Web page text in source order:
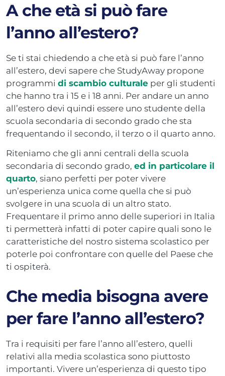
A che età si può fare
l’anno all’estero?
Se ti stai chiedendo a che età si può fare l’anno
all’estero, devi sapere che StudyAway propone
programmi di scambio culturale per gli studenti
che hanno tra i 15 e i 18 anni. Per andare un anno
all’estero devi quindi essere uno studente della
scuola secondaria di secondo grado che sta
frequentando il secondo, il terzo o il quarto anno.
Riteniamo che gli anni centrali della scuola
secondaria di secondo grado, ed in particolare il
quarto, siano perfetti per poter vivere
un’esperienza unica come quella che si può
svolgere in una scuola di un altro stato.
Frequentare il primo anno delle superiori in Italia
ti permetterà infatti di poter capire quali sono le
caratteristiche del nostro sistema scolastico per
poterle poi confrontare con quelle del Paese che
ti ospiterà.
Che media bisogna avere
per fare l’anno all’estero?
Tra i requisiti per fare l’anno all’estero, quelli
relativi alla media scolastica sono piuttosto
importanti. Vivere un’esperienza di questo tipo